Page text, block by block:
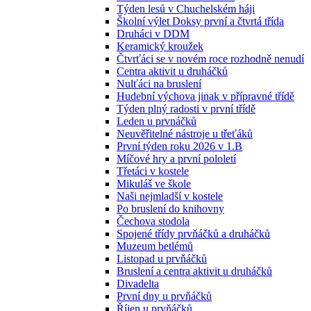
Týden lesů v Chuchelském háji
Školní výlet Doksy první a čtvrtá třída
Druháci v DDM
Keramický kroužek
Čtvrťáci se v novém roce rozhodně nenudí
Centra aktivit u druháčků
Nulťáci na bruslení
Hudební výchova jinak v přípravné třídě
Týden plný radosti v první třídě
Leden u prvnáčků
Neuvěřitelné nástroje u třeťáků
První týden roku 2026 v 1.B
Míčové hry a první pololetí
Třetáci v kostele
Mikuláš ve škole
Naši nejmladší v kostele
Po bruslení do knihovny
Čechova stodola
Spojené třídy prvňáčků a druháčků
Muzeum betlémů
Listopad u prvňáčků
Bruslení a centra aktivit u druháčků
Divadelta
První dny u prvňáčků
Říjen u prvňáčků